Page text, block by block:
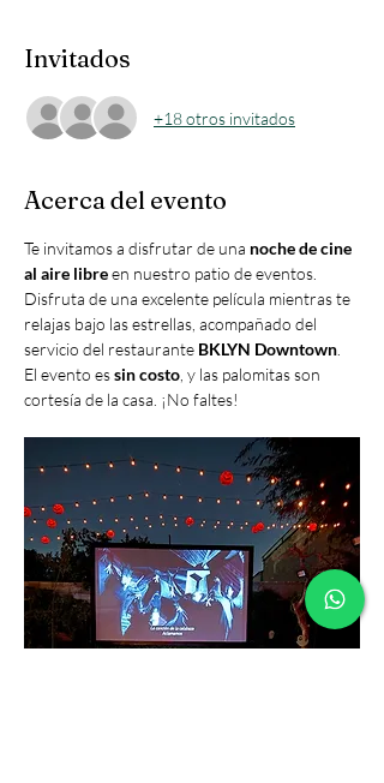
Invitados
+18 otros invitados
Acerca del evento
Te invitamos a disfrutar de una noche de cine
al aire libre en nuestro patio de eventos.
Disfruta de una excelente película mientras te
relajas bajo las estrellas, acompañado del
servicio del restaurante BKLYN Downtown
El evento es sin costo , y las palomitas son
cortesía de la casa. ¡No faltes!